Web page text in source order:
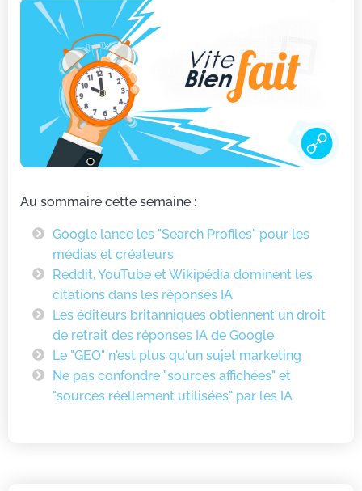
Au sommaire cette semaine :
Google lance les "Search Profiles" pour les
médias et créateurs
Reddit, YouTube et Wikipédia dominent les
citations dans les réponses IA
Les éditeurs britanniques obtiennent un droit
de retrait des réponses IA de Google
Le "GEO" n'est plus qu'un sujet marketing
Ne pas confondre "sources affichées" et
"sources réellement utilisées" par les IA